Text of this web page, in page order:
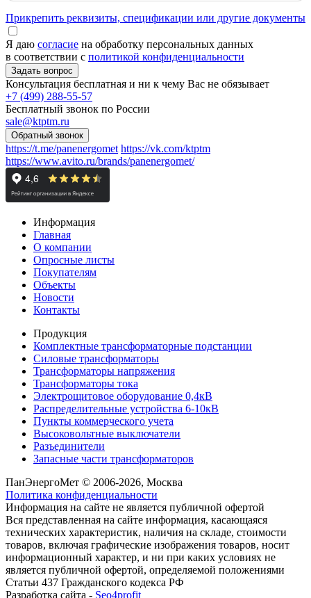
Прикрепить реквизиты, спецификации или другие документы
Я даю согласие на обработку персональных данных
в соответствии с политикой конфиденциальности
Консультация бесплатная и ни к чему Вас не обязывает
+7 (499) 288-55-57
Бесплатный звонок по России
sale@ktptm.ru
https://t.me/panenergomet https://vk.com/ktptm
https://www.avito.ru/brands/panenergomet/
Информация
Главная
О компании
Опросные листы
Покупателям
Объекты
Новости
Контакты
Продукция
Комплектные трансформаторные подстанции
Силовые трансформаторы
Трансформаторы напряжения
Трансформаторы тока
Электрощитовое оборудование 0,4кВ
Распределительные устройства 6-10кВ
Пункты коммерческого учета
Высоковольтные выключатели
Разъединители
Запасные части трансформаторов
ПанЭнергоМет © 2006-2026, Москва
Политика конфиденциальности
Информация на сайте не является публичной офертой
Вся представленная на сайте информация, касающаяся
технических характеристик, наличия на складе, стоимости
товаров, включая графические изображения товаров, носит
информационный характер, и ни при каких условиях не
является публичной офертой, определяемой положениями
Статьи 437 Гражданского кодекса РФ
Разработка сайта - Seo4profit